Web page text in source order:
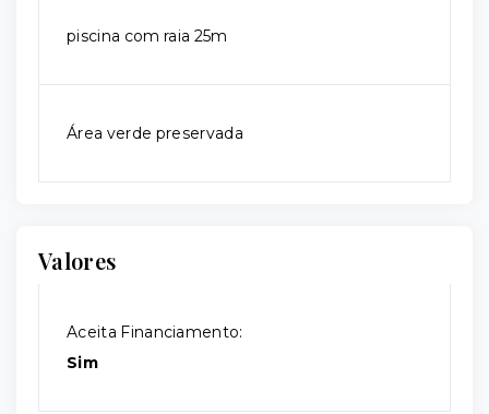
piscina com raia 25m
Área verde preservada
Valores
Aceita Financiamento:
Sim